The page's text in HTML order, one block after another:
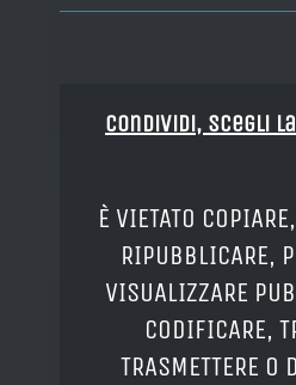
Condividi, Scegli
È VIETATO
RIPUBBLICARE,
VISUALIZZARE
CODIFICARE,
TRASMETTERE O